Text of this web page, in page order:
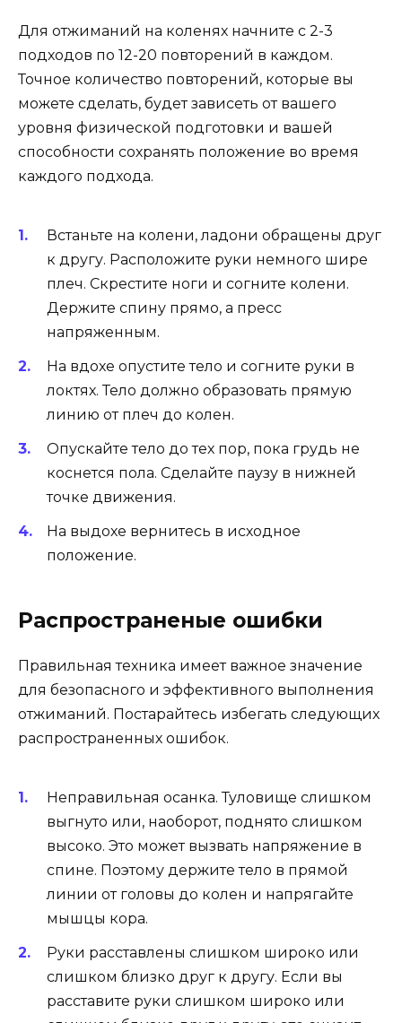
Для отжиманий на коленях начните с 2-3
подходов по 12-20 повторений в каждом.
Точное количество повторений, которые вы
можете сделать, будет зависеть от вашего
уровня физической подготовки и вашей
способности сохранять положение во время
каждого подхода.
Встаньте на колени, ладони обращены друг
к другу. Расположите руки немного шире
плеч. Скрестите ноги и согните колени.
Держите спину прямо, а пресс
напряженным.
На вдохе опустите тело и согните руки в
локтях. Тело должно образовать прямую
линию от плеч до колен.
Опускайте тело до тех пор, пока грудь не
коснется пола. Сделайте паузу в нижней
точке движения.
На выдохе вернитесь в исходное
положение.
Распространеные ошибки
Правильная техника имеет важное значение
для безопасного и эффективного выполнения
отжиманий. Постарайтесь избегать следующих
распространенных ошибок.
Неправильная осанка. Туловище слишком
выгнуто или, наоборот, поднято слишком
высоко. Это может вызвать напряжение в
спине. Поэтому держите тело в прямой
линии от головы до колен и напрягайте
мышцы кора.
Руки расставлены слишком широко или
слишком близко друг к другу. Если вы
расставите руки слишком широко или